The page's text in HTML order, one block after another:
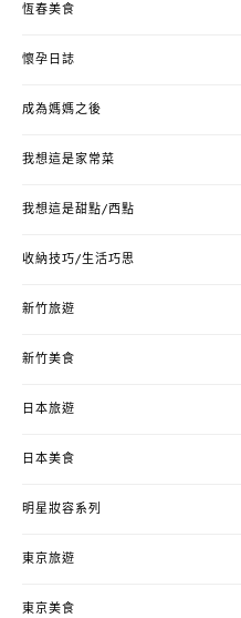
恆春美食
懷孕日誌
成為媽媽之後
我想這是家常菜
我想這是甜點/西點
收納技巧/生活巧思
新竹旅遊
新竹美食
日本旅遊
日本美食
明星妝容系列
東京旅遊
東京美食